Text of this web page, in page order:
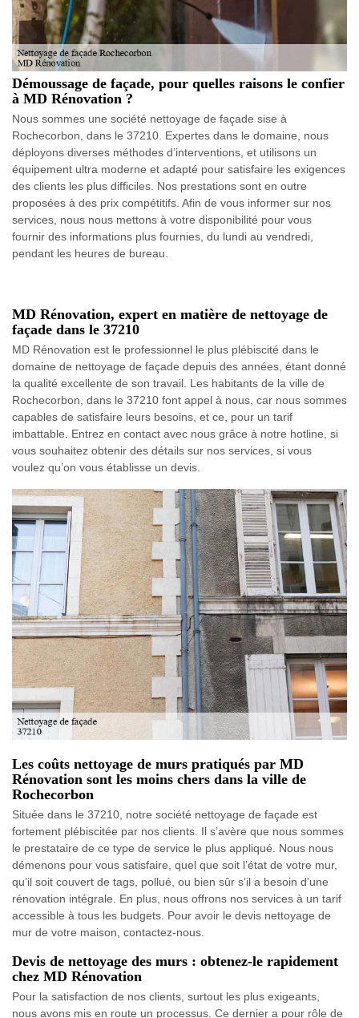
Démoussage de façade, pour quelles raisons le confier
à MD Rénovation ?
Nous sommes une société nettoyage de façade sise à
Rochecorbon, dans le 37210. Expertes dans le domaine, nous
déployons diverses méthodes d’interventions, et utilisons un
équipement ultra moderne et adapté pour satisfaire les exigences
des clients les plus difficiles. Nos prestations sont en outre
proposées à des prix compétitifs. Afin de vous informer sur nos
services, nous nous mettons à votre disponibilité pour vous
fournir des informations plus fournies, du lundi au vendredi,
pendant les heures de bureau.
MD Rénovation, expert en matière de nettoyage de
façade dans le 37210
MD Rénovation est le professionnel le plus plébiscité dans le
domaine de nettoyage de façade depuis des années, étant donné
la qualité excellente de son travail. Les habitants de la ville de
Rochecorbon, dans le 37210 font appel à nous, car nous sommes
capables de satisfaire leurs besoins, et ce, pour un tarif
imbattable. Entrez en contact avec nous grâce à notre hotline, si
vous souhaitez obtenir des détails sur nos services, si vous
voulez qu’on vous établisse un devis.
Les coûts nettoyage de murs pratiqués par MD
Rénovation sont les moins chers dans la ville de
Rochecorbon
Située dans le 37210, notre société nettoyage de façade est
fortement plébiscitée par nos clients. Il s’avère que nous sommes
le prestataire de ce type de service le plus appliqué. Nous nous
démenons pour vous satisfaire, quel que soit l’état de votre mur,
qu’il soit couvert de tags, pollué, ou bien sûr s’il a besoin d’une
rénovation intégrale. En plus, nous offrons nos services à un tarif
accessible à tous les budgets. Pour avoir le devis nettoyage de
mur de votre maison, contactez-nous.
Devis de nettoyage des murs : obtenez-le rapidement
chez MD Rénovation
Pour la satisfaction de nos clients, surtout les plus exigeants,
nous avons mis en route un processus. Ce dernier a pour rôle de